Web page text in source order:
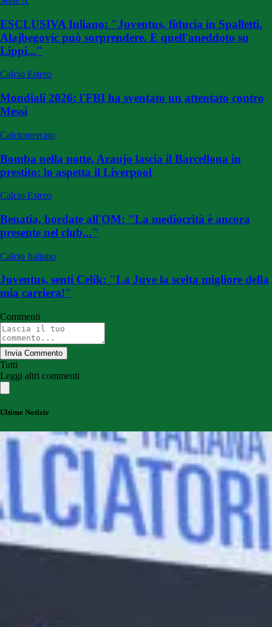
ESCLUSIVA Iuliano: "Juventus, fiducia in Spalletti.
Alajbegovic può sorprendere. E quell'aneddoto su
Lippi..."
Calcio Estero
Mondiali 2026: l'FBI ha sventato un attentato contro
Messi
Calciomercato
Bomba nella notte, Araujo lascia il Barcellona in
prestito: lo aspetta il Liverpool
Calcio Estero
Benatia, bordate all'OM: "La mediocrità è ancora
presente nel club..."
Calcio Italiano
Juventus, senti Celik: "La Juve la scelta migliore della
mia carriera!"
Commenti
Invia Commento
Tutti
Leggi altri commenti
Ultime Notizie